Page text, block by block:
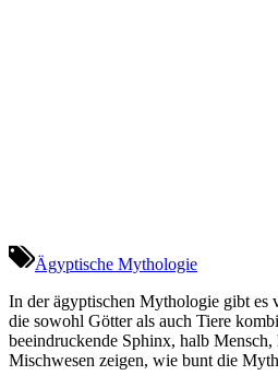
Ägyptische Mythologie
In der ägyptischen Mythologie gibt es
die sowohl Götter als auch Tiere
beeindruckende Sphinx, halb
Mischwesen zeigen, wie bunt die